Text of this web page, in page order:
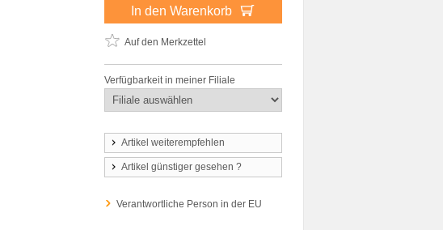
In den Warenkorb
Auf den Merkzettel
Verfügbarkeit in meiner Filiale
Artikel weiterempfehlen
Artikel günstiger gesehen ?
Verantwortliche Person in der EU